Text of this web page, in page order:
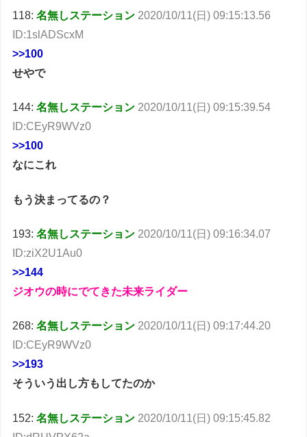
118:名無しステーション 2020/10/11(日) 09:15:13.56
ID:1slADScxM
>>100
せやで
144:名無しステーション 2020/10/11(日) 09:15:39.54
ID:CEyR9WVz0
>>100
なにこれ
もう決まってるの？
193:名無しステーション 2020/10/11(日) 09:16:34.07
ID:ziX2U1Au0
>>144
ジオウの時にでてきた未来ライダー
268:名無しステーション 2020/10/11(日) 09:17:44.20
ID:CEyR9WVz0
>>193
そういう出し方もしてたのか
152:名無しステーション 2020/10/11(日) 09:15:45.82